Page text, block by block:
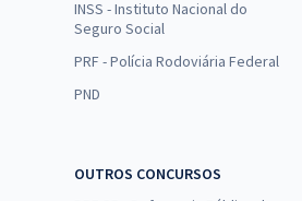
INSS - Instituto Nacional do
Seguro Social
PRF - Polícia Rodoviária Federal
PND
OUTROS CONCURSOS